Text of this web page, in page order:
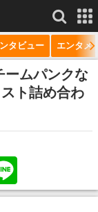
もっと見る
タビュー エンタメ
ームパンクな
ト詰め合わ